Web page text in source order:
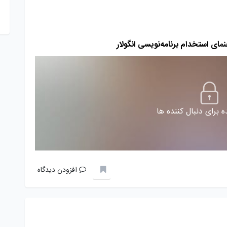
استخدام برنامه‌نویسی انگولار
برای دنبال کننده ها
افزودن دیدگاه